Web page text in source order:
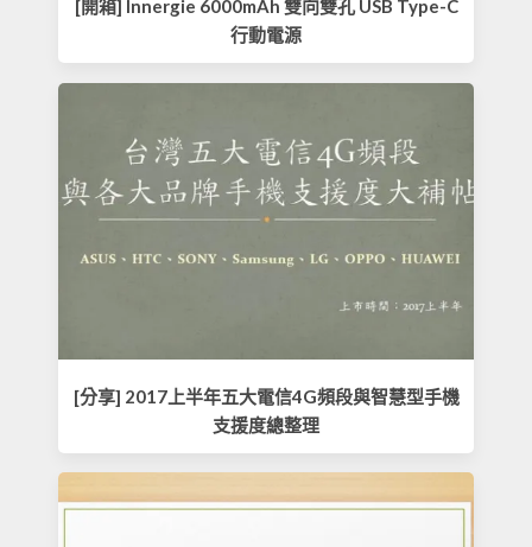
[開箱] Innergie 6000mAh 雙向雙孔 USB Type-C
行動電源
[分享] 2017上半年五大電信4G頻段與智慧型手機
支援度總整理